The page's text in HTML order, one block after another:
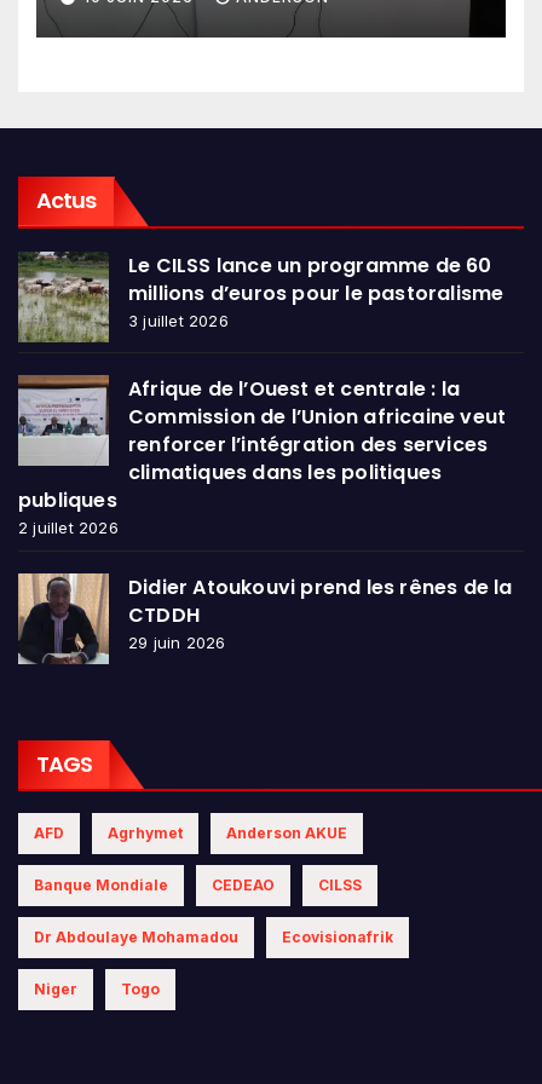
en conclave à Lomé
Actus
Le CILSS lance un programme de 60
millions d’euros pour le pastoralisme
3 juillet 2026
Afrique de l’Ouest et centrale : la
Commission de l’Union africaine veut
renforcer l’intégration des services
climatiques dans les politiques
publiques
2 juillet 2026
Didier Atoukouvi prend les rênes de la
CTDDH
29 juin 2026
TAGS
AFD Agrhymet Anderson AKUE
Banque Mondiale CEDEAO CILSS
Dr Abdoulaye Mohamadou Ecovisionafrik
Niger Togo